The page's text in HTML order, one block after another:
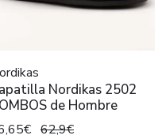
Nordikas 2502
de Hombre
62,9€